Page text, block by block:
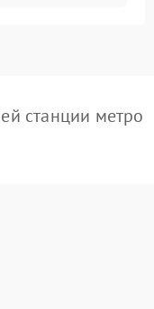
станции метро